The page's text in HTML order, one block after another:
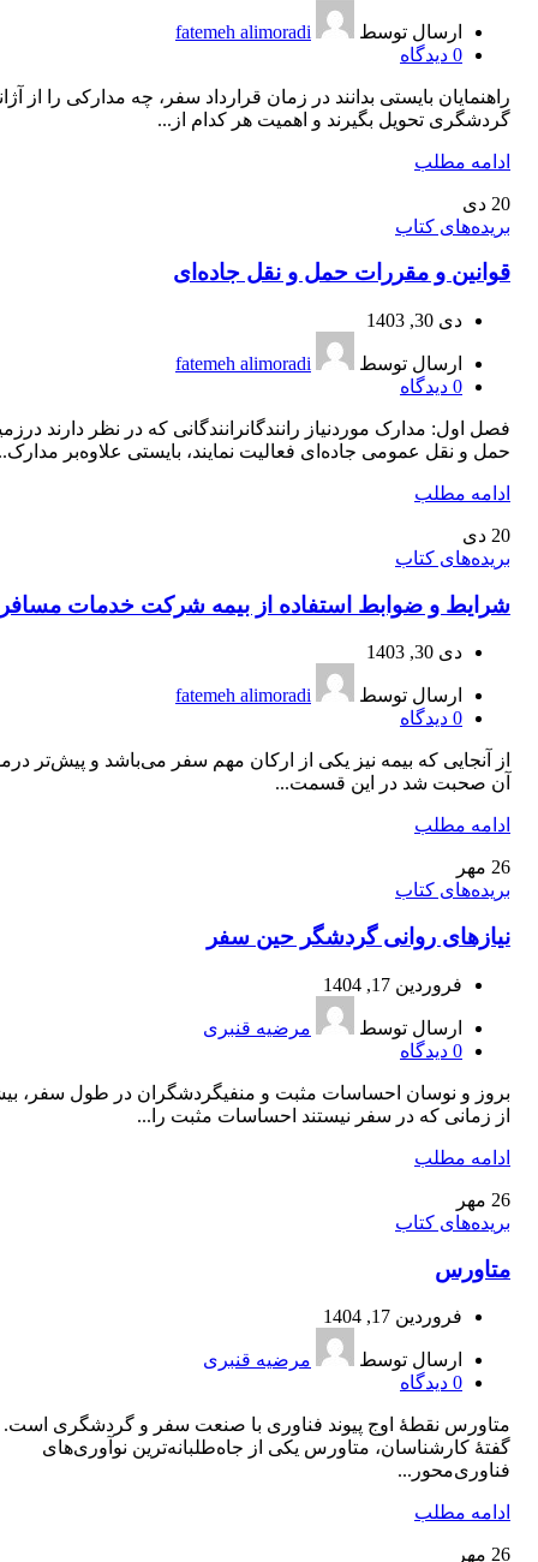
ارسال توسط
fatemeh alimoradi
0 دیدگاه
راهنمایان بایستی بدانند در زمان قرارداد سفر، چه مدارکی را از
گردشگری تحویل بگیرند و اهمیت هر کدام از...
ادامه مطلب
20 دی
بریده‌های کتاب
قوانین و مقررات حمل و نقل جاده‌ای
دی 30, 1403
ارسال توسط
fatemeh alimoradi
0 دیدگاه
فصل اول: مدارک موردنیاز رانندگانرانندگانی که در نظر دارند
حمل و نقل عمومی جاده‌ای فعالیت نمایند، بایستی علاوه‌بر
ادامه مطلب
20 دی
بریده‌های کتاب
شرایط و ضوابط استفاده از بیمه شرکت خدمات
دی 30, 1403
ارسال توسط
fatemeh alimoradi
0 دیدگاه
از آنجایی که بیمه نیز یکی از ارکان مهم سفر می‌باشد و پیش‌تر
آن صحبت شد در این قسمت...
ادامه مطلب
26 مهر
بریده‌های کتاب
نیازهای روانی گردشگر حین سفر
فروردین 17, 1404
ارسال توسط
مرضیه قنبری
0 دیدگاه
بروز و نوسان احساسات مثبت و منفیگردشگران در طول سفر،
از زمانی ‌كه در سفر نيستند احساسات مثبت را...
ادامه مطلب
26 مهر
بریده‌های کتاب
متاورس
فروردین 17, 1404
ارسال توسط
مرضیه قنبری
0 دیدگاه
متاورس نقطۀ اوج پيوند فناوری با صنعت سفر و گردشگری است.
گفتۀ كارشناسان، متاورس يكی از جاه‌طلبانه‌ترين نوآوری‌های
فناوری‌محور...
ادامه مطلب
26 مهر